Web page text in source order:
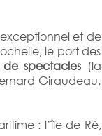
et de
le port des
de spectacles (la
Giraudeau.
: l’île de Ré,